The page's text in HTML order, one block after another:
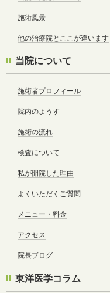
施術風景
他の治療院とここが違います
当院について
施術者プロフィール
院内のようす
施術の流れ
検査について
私が開院した理由
よくいただくご質問
メニュー・料金
アクセス
院長ブログ
東洋医学コラム